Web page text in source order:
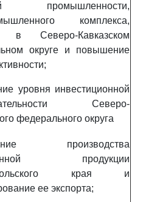
промышленности,
комплекса,
в Северо-Кавказском
округе и повышение
уровня инвестиционной
Северо-
федерального округа
производства
продукции
края и
ее экспорта;